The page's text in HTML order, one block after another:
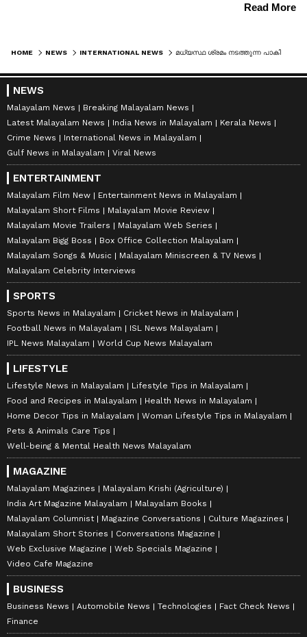
HOME NEWS INTERNATIONAL NEWS
NEWS
Malayalam News
Breaking Malayalam News
Latest Malayalam News
India News in Malayalam
Kerala News
Crime News
International News in Malayalam
Gulf News in Malayalam
Viral News
ENTERTAINMENT
Malayalam Film New
Entertainment News in Malayalam
Malayalam Short Films
Malayalam Movie Review
Malayalam Movie Trailers
Malayalam Web Series
Malayalam Bigg Boss
Box Office Collection Malayalam
Malayalam Songs & Music
Malayalam Miniscreen & TV News
Malayalam Celebrity Interviews
SPORTS
Sports News in Malayalam
Cricket News in Malayalam
Football News in Malayalam
ISL News Malayalam
IPL News Malayalam
World Cup News Malayalam
LIFESTYLE
Lifestyle News in Malayalam
Lifestyle Tips in Malayalam
Food and Recipes in Malayalam
Health News in Malayalam
Home Decor Tips in Malayalam
Woman Lifestyle Tips in Malayalam
Pets & Animals Care Tips
Well-being & Mental Health News Malayalam
MAGAZINE
Malayalam Magazines
Malayalam Krishi (Agriculture)
India Art Magazine Malayalam
Malayalam Books
Malayalam Columnist
Magazine Conversations
Culture Magazines
Malayalam Short Stories
Conversations Magazine
Web Exclusive Magazine
Web Specials Magazine
Video Cafe Magazine
BUSINESS
Business News Automobile News Technologies
Fact Check News
Finance